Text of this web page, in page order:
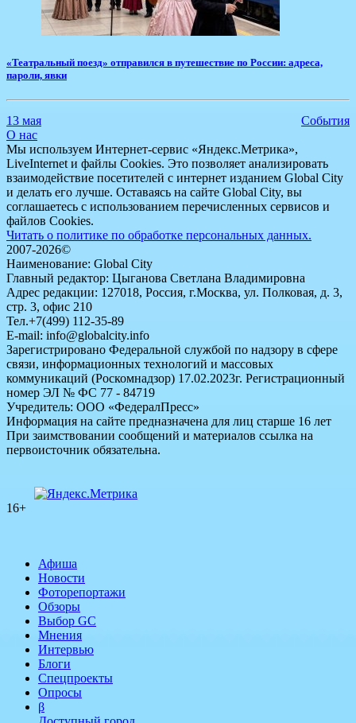
​«Театральный поезд» отправился в путешествие по России: адреса,
пароли, явки
13 мая
События
О нас
Мы используем Интернет-сервис «Яндекс.Метрика»,
LiveInternet и файлы Cookies. Это позволяет анализировать
взаимодействие посетителей с интернет изданием Global City
и делать его лучше. Оставаясь на сайте Global City, вы
соглашаетесь с использованием перечисленных сервисов и
файлов Cookies.
Читать о политике по обработке персональных данных.
2007-2026©
Наименование: Global City
Главный редактор: Цыганова Светлана Владимировна
Адрес редакции: 127018, Россия, г.Москва, ул. Полковая, д. 3,
стр. 3, офис 210
Тел.+7(499) 112-35-89
E-mail: info@globalcity.info
Зарегистрировано Федеральной службой по надзору в сфере
связи, информационных технологий и массовых
коммуникаций (Роскомнадзор) 17.02.2023г. Регистрационный
номер ЭЛ № ФС 77 - 84719
Учредитель: ООО «ФедералПресс»
Информация на сайте предназначена для лиц старше 16 лет
При заимствовании сообщений и материалов ссылка на
первоисточник обязательна.
16+
Афиша
Новости
Фоторепортажи
Обзоры
Выбор GC
Мнения
Интервью
Блоги
Спецпроекты
Опросы
β